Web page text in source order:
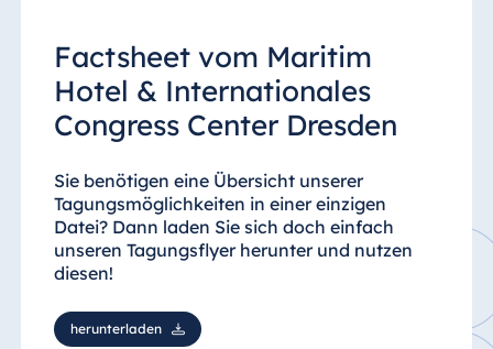
Factsheet vom Maritim
Hotel & Internationales
Congress Center Dresden
Sie benötigen eine Übersicht unserer
Tagungsmöglichkeiten in einer einzigen
Datei? Dann laden Sie sich doch einfach
unseren Tagungsflyer herunter und nutzen
diesen!
herunterladen